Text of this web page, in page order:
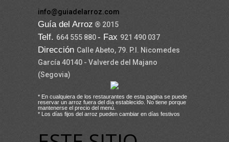
info@guiadelarroz.com
Guía del Arroz ® 2015
Telf. 664 555 880- Fax 921 490 037
Dirección Calle Abeto, 79. P.I. Nicomedes
García 40140 - Valverde del Majano
(Segovia)
* En cualquiera de los restaurantes de esta pagina se puede
reservar un arroz fuera del día establecido. No tiene porque
mantenerse el precio del menú.
* Los días fijos del arroz pueden cambiar en días festivos